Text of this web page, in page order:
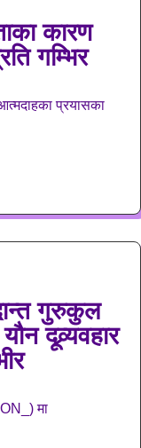
कारण
गम्भिर
प्रयासका
गुरुकुल
दूव्र्यवहार
मा